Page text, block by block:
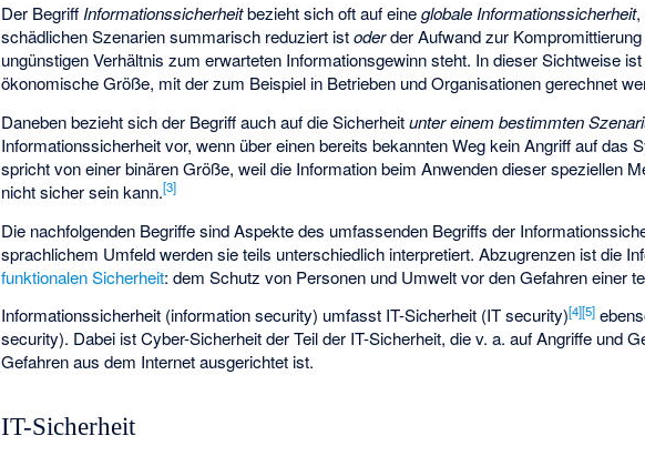
Der BegriffInformationssicherheitbezieht sich oft auf eineglobale Informationssicherheit,
schädlichen Szenarien summarisch reduziert istoderder Aufwand zur
ungünstigen Verhältnis zum erwarteten Informationsgewinn steht. In dieser Sichtweise
ökonomische Größe, mit der zum Beispiel in Betrieben und Organisationen gerechnet
Daneben bezieht sich der Begriff auch auf die Sicherheitunter einem bestimmten
Informationssicherheit vor, wenn über einen bereits bekannten Weg kein Angriff auf das
spricht von einer binären Größe, weil die Information beim Anwenden dieser speziellen
nicht sicher sein kann.[3]
Die nachfolgenden Begriffe sind Aspekte des umfassenden Begriffs der
sprachlichem Umfeld werden sie teils unterschiedlich interpretiert. Abzugrenzen ist die
funktionalen Sicherheit: dem Schutz von Personen und Umwelt vor den Gefahren einer
Informationssicherheit (information security) umfasst IT-Sicherheit (IT security)[4][5]
security). Dabei ist Cyber-Sicherheit der Teil der IT-Sicherheit, die v. a. auf Angriffe und
Gefahren aus dem Internet ausgerichtet ist.
IT-Sicherheit